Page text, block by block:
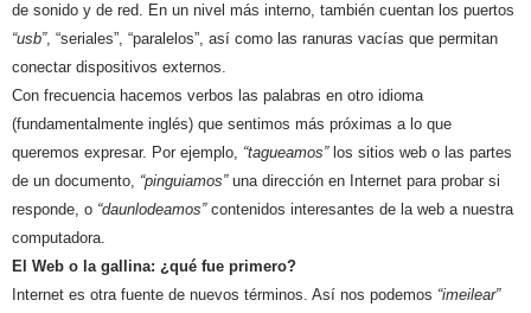
de sonido y de red. En un nivel más interno, también cuentan los puertos
“usb”, “seriales”, “paralelos”, así como las ranuras vacías que permitan
conectar dispositivos externos.
Con frecuencia hacemos verbos las palabras en otro idioma
(fundamentalmente inglés) que sentimos más próximas a lo que
queremos expresar. Por ejemplo, “tagueamos”los sitios web o las partes
de un documento, “pinguiamos”una dirección en Internet para probar si
responde, o “daunlodeamos”contenidos interesantes de la web a nuestra
computadora.
El Web o la gallina: ¿qué fue primero?
Internet es otra fuente de nuevos términos. Así nos podemos “imeilear”